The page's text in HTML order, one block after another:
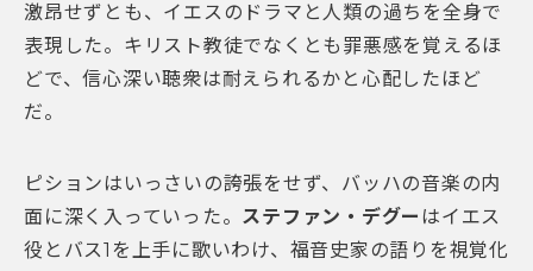
激昂せずとも、イエスのドラマと人類の過ちを全身で
表現した。キリスト教徒でなくとも罪悪感を覚えるほ
どで、信心深い聴衆は耐えられるかと心配したほど
だ。
ピションはいっさいの誇張をせず、バッハの音楽の内
面に深く入っていった。 ステファン・デグー はイエス
役とバス1を上手に歌いわけ、福音史家の語りを視覚化